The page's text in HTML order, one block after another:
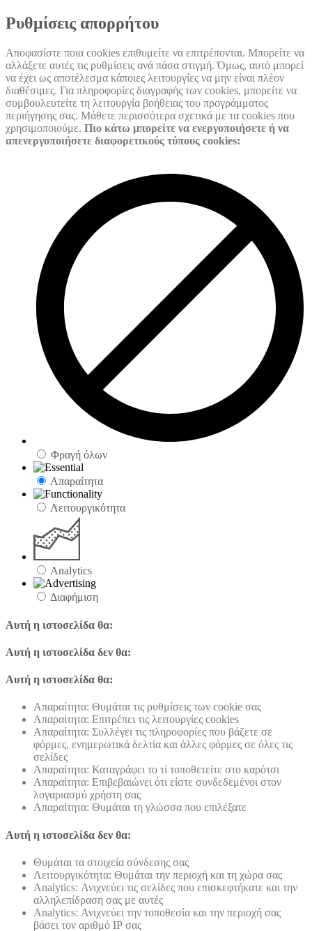
Settings
Ρυθμίσεις απορρήτου
Αποφασίστε ποια cookies επιθυμείτε να επιτρέπονται. Μπορείτε να
αλλάξετε αυτές τις ρυθμίσεις ανά πάσα στιγμή. Όμως, αυτό μπορεί
να έχει ως αποτέλεσμα κάποιες λειτουργίες να μην είναι πλέον
διαθέσιμες. Για πληροφορίες διαγραφής των cookies, μπορείτε να
συμβουλευτείτε τη λειτουργία βοήθειας του προγράμματος
περιήγησης σας. Μάθετε περισσότερα σχετικά με τα cookies που
χρησιμοποιούμε. Πιο κάτω μπορείτε να ενεργοποιήσετε ή να
απενεργοποιήσετε διαφορετικούς τύπους cookies:
Φραγή όλων
Απαραίτητα
Λειτουργικότητα
Analytics
Διαφήμιση
Αυτή η ιστοσελίδα θα:
Αυτή η ιστοσελίδα δεν θα:
Αυτή η ιστοσελίδα θα:
Απαραίτητα: Θυμάται τις ρυθμίσεις των cookie σας
Απαραίτητα: Επιτρέπει τις λειτουργίες cookies
Απαραίτητα: Συλλέγει τις πληροφορίες που βάζετε σε
φόρμες, ενημερωτικά δελτία και άλλες φόρμες σε όλες τις
σελίδες
Απαραίτητα: Καταγράφει το τί τοποθετείτε στο καρότσι
Απαραίτητα: Επιβεβαιώνει ότι είστε συνδεδεμένοι στον
λογαριασμό χρήστη σας
Απαραίτητα: Θυμάται τη γλώσσα που επιλέξατε
Αυτή η ιστοσελίδα δεν θα:
Θυμάται τα στοιχεία σύνδεσης σας
Λειτουργικότητα: Θυμάται την περιοχή και τη χώρα σας
Analytics: Ανιχνεύει τις σελίδες που επισκεφτήκατε και την
αλληλεπίδραση σας με αυτές
Analytics: Ανιχνεύει την τοποθεσία και την περιοχή σας
βάσει τον αριθμό ΙΡ σας